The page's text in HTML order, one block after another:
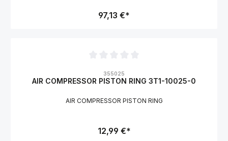
97,13 €*
355025
AIR COMPRESSOR PISTON RING 3T1-10025-0
AIR COMPRESSOR PISTON RING
12,99 €*